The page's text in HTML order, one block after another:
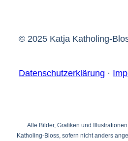
© 2025 Katja Katholing-
Datenschutzerklärung ·
Alle Bilder, Grafiken und
Katholing-Bloss, sofern nicht anders